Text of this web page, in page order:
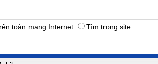
toàn mạng Internet
Tìm trong site